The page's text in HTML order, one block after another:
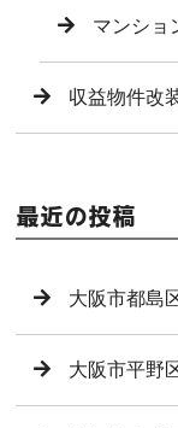
マンショ
収益物件改
最近の投稿
大阪市都島
大阪市平野